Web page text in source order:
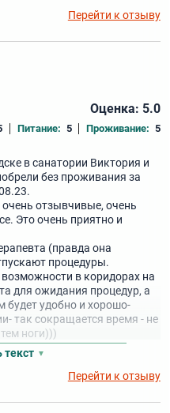
Перейти к отзыву
Оценка: 5.0
Питание: 5 Проживание: 5
в санатории Виктория и
без проживания за
отзывчивые, очень
Это очень приятно и
(правда она
процедуры.
в коридорах на
для ожидания процедур, а
удобно и хорошо-
так сокращается время - не
ноги)))
текст
Перейти к отзыву